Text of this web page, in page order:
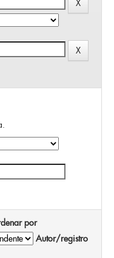
por
Autor/registro